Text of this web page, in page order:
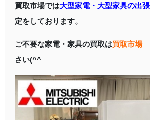
買取市場では大型家電・大型家具の出
定をしております。
ご不要な家電・家具の買取は買取市場
さい(^^